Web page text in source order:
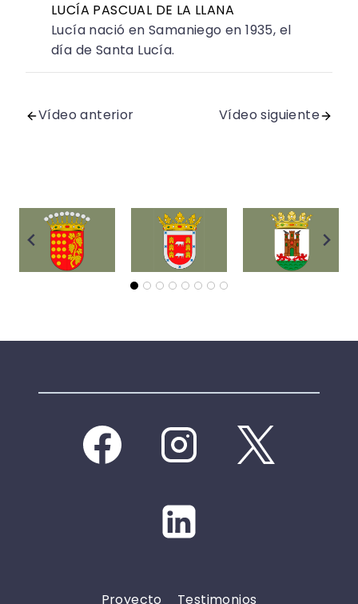
LUCÍA PASCUAL DE LA LLANA
Lucía nació en Samaniego en 1935, el
día de Santa Lucía.
Vídeo anterior Vídeo siguiente
Proyecto Testimonios